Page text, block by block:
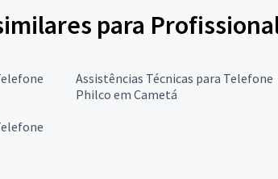
para
Assistências Técnicas para Telefone
Philco em Cametá